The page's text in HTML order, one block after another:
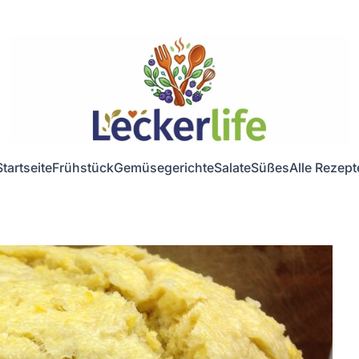
FrühstückGemüsegerichteSalateSüßesAlle